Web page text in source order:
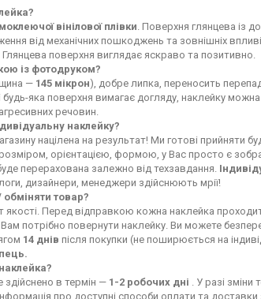
вінілової плівки . Поверхня глянцева із
від механічних пошкоджень та зовнішніх
поверхня виглядає яскраво та позитивно.
із фотодруком?
— 145 мікрон), добре липка, переносить
будь-яка поверхня вимагає догляду, наклейку
речовин.
наклейку?
націлена на результат! Ми готові прийняти
орієнтацією, формою, у Вас просто є
перерахована залежно від техзавдання.
дизайнери, менеджери здійснюють мрії!
товар?
якості. Перед відправкою кожна наклейка
Вам потрібно повернути наклейку. Ви можете
14 днів після покупки (не поширюється на
здійснено в термін — 1-2 робочих дні . У разі
про доступні способи оплати та